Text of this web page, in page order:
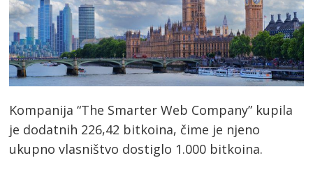
Kompanija “The Smarter Web Company” kupila
je dodatnih 226,42 bitkoina, čime je njeno
ukupno vlasništvo dostiglo 1.000 bitkoina.